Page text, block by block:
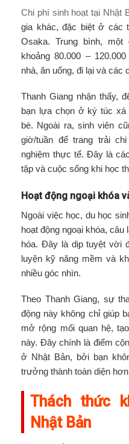
Chi phí sinh hoạt tại Nhật
gia khác, đặc biệt ở các
Osaka. Trung bình,
khoảng 80.000 –
nhà, ăn uống, đi lại và các
Thanh Giang nhận thấy,
bạn lựa chọn ở ký túc xá
bè. Ngoài ra, sinh viên
giờ/tuần để trang trải
nghiệm thực tế. Đây là
tập và cuộc sống khi học
Hoạt động ngoại khóa
Ngoài việc học, du học
hoạt động ngoại khóa,
hóa. Đây là dịp tuyệt vời
luyện kỹ năng mềm và
nhiều góc nhìn.
Theo Thanh Giang, sự
động này không chỉ giúp
mở rộng mối quan hệ,
này. Đây chính là điểm
ở Nhật Bản, bởi bạn
trưởng thành toàn diện
Thách thức
Nhật Bản